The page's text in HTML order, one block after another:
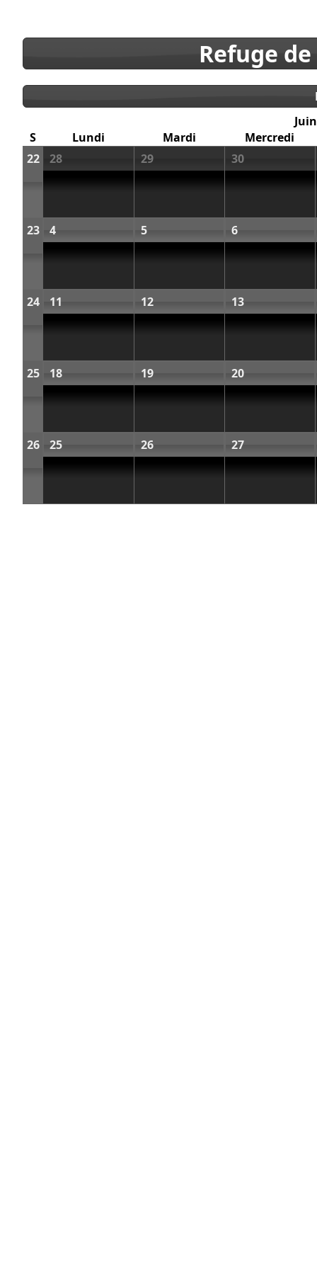
Refuge
Juin
S
Lundi Mardi
Mercredi
22
28 29 30
23 4 5 6
24 11 12 13
25 18 19 20
26 25 26 27